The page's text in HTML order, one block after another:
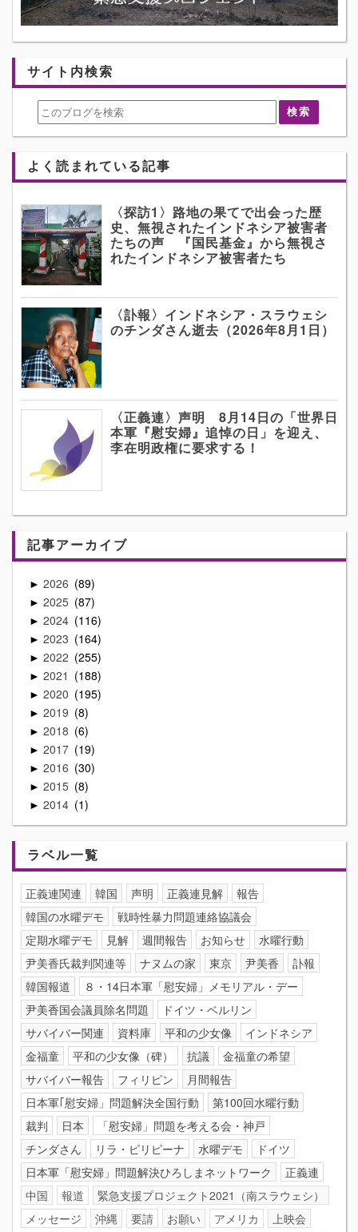
サイト内検索
よく読まれている記事
〈探訪1〉路地の果てで出会った歴
史、無視されたインドネシア被害者
たちの声 『国民基金』から無視さ
れたインドネシア被害者たち
〈訃報〉インドネシア・スラウェシ
のチンダさん逝去（2026年8月1日）
〈正義連〉声明 8月14日の「世界日
本軍『慰安婦』追悼の日」を迎え、
李在明政権に要求する！
記事アーカイブ
► 2026 89
► 2025 87
► 2024 116
► 2023 164
► 2022 255
► 2021 188
► 2020 195
► 2019 8
► 2018 6
► 2017 19
► 2016 30
► 2015 8
► 2014 1
ラベル一覧
正義連関連 韓国 声明 正義連見解
報告
韓国の水曜デモ
戦時性暴力問題連絡協議会
定期水曜デモ
見解 週間報告 お知らせ
水曜行動
尹美香氏裁判関連等
ナヌムの家 東京 尹美香
訃報
韓国報道
８・14日本軍「慰安婦」メモリアル・デー
尹美香国会議員除名問題
ドイツ・ベルリン
サバイバー関連
資料庫 平和の少女像
インドネシア
金福童
平和の少女像（碑） 抗議
金福童の希望
サバイバー報告
フィリピン
月間報告
日本軍｢慰安婦」問題解決全国行動
第100回水曜行動
裁判
日本
「慰安婦」問題を考える会・神戸
チンダさん
リラ・ピリピーナ 水曜デモ
ドイツ
日本軍「慰安婦」問題解決ひろしまネットワーク
正義連
中国
報道
緊急支援プロジェクト2021（南スラウェシ）
メッセージ
沖縄 要請 お願い アメリカ
上映会